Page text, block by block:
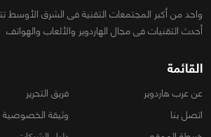
واحد من أكبر المجتمعات التقنية فى الشرق الأوسط
أحدث التقنيات فى مجال الهاردوير والألعاب والهواتف
القائمة
عن عرب هاردوير
فريق التحرير
اتصل بنا
وثيقة الخصوصية